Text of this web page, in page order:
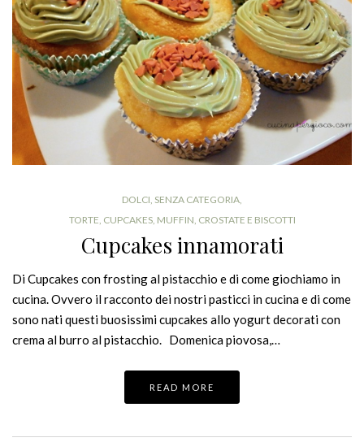
DOLCI, SENZA CATEGORIA,
TORTE, CUPCAKES, MUFFIN, CROSTATE E BISCOTTI
Cupcakes innamorati
Di Cupcakes con frosting al pistacchio e di come giochiamo in
cucina. Ovvero il racconto dei nostri pasticci in cucina e di come
sono nati questi buosissimi cupcakes allo yogurt decorati con
crema al burro al pistacchio. Domenica piovosa,…
READ MORE